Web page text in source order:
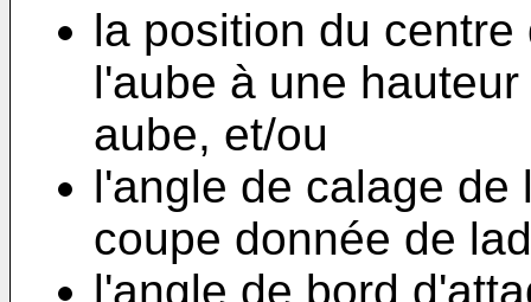
la position du
l'aube à une
aube, et/ou
l'angle de calage de
coupe donnée de
l'angle de bord